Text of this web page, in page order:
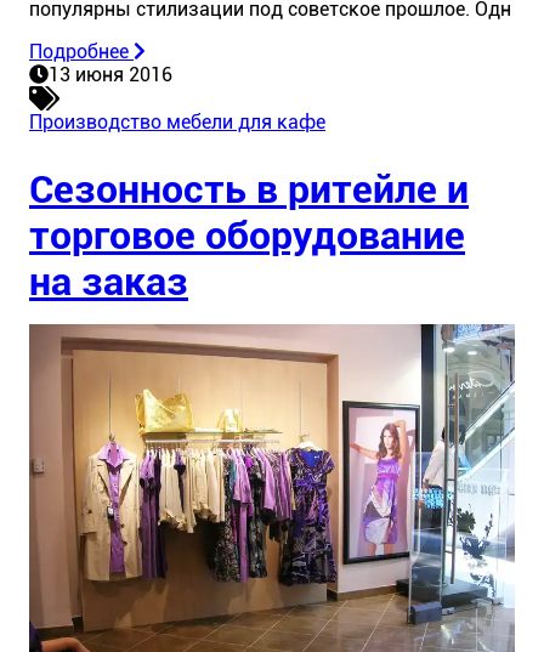
популярны стилизации под советское прошлое. Одн
Подробнее
13 июня 2016
Производство мебели для кафе
Сезонность в ритейле и
торговое оборудование
на заказ